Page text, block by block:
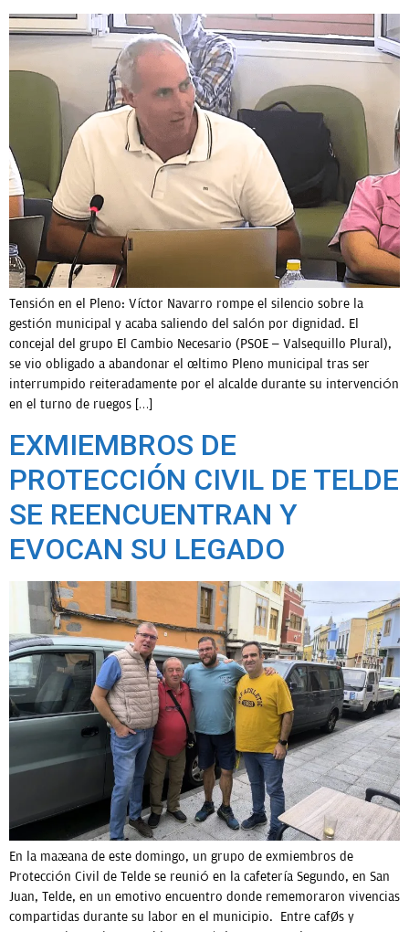
Tensión en el Pleno: Víctor Navarro rompe el silencio sobre la
gestión municipal y acaba saliendo del salón por dignidad. El
concejal del grupo El Cambio Necesario (PSOE – Valsequillo Plural),
se vio obligado a abandonar el último Pleno municipal tras ser
interrumpido reiteradamente por el alcalde durante su intervención
en el turno de ruegos […]
EXMIEMBROS DE
PROTECCIÓN CIVIL DE TELDE
SE REENCUENTRAN Y
EVOCAN SU LEGADO
En la mañana de este domingo, un grupo de exmiembros de
Protección Civil de Telde se reunió en la cafetería Segundo, en San
Juan, Telde, en un emotivo encuentro donde rememoraron vivencias
compartidas durante su labor en el municipio. Entre cafés y